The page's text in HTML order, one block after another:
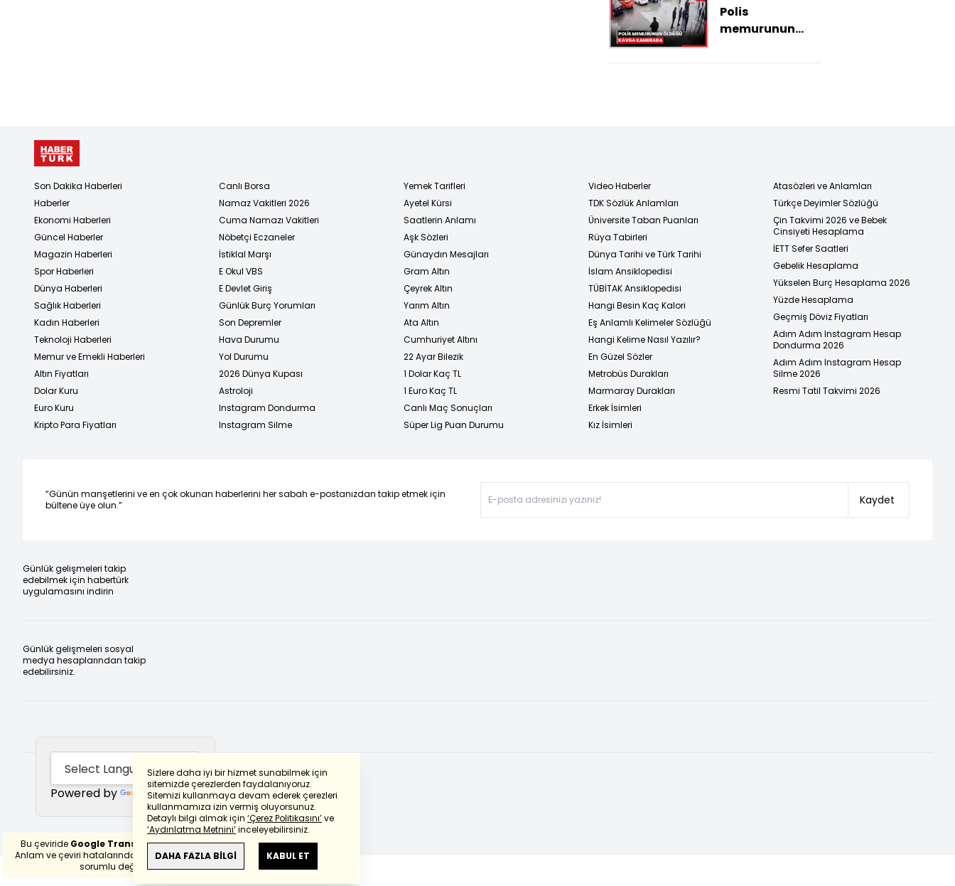
Polis
memurunun
kaybettiği
Sizlere daha iyi bir hizmet sunabilmek için
sitemizde çerezlerden faydalanıyoruz.
Sitemizi kullanmaya devam ederek çerezleri
kullanmamıza izin vermiş oluyorsunuz.
Detaylı bilgi almak için ‘Çerez Politikasını’ve
‘Aydınlatma Metnini’inceleyebilirsiniz.
DAHA FAZLA BİLGİ KABUL ET
Son Dakika Haberleri
Haberler
Ekonomi Haberleri
Güncel Haberler
Magazin Haberleri
Spor Haberleri
Dünya Haberleri
Sağlık Haberleri
Kadın Haberleri
Teknoloji Haberleri
Memur ve Emekli Haberleri
Altın Fiyatları
Dolar Kuru
Euro Kuru
Kripto Para Fiyatları
Canlı Borsa
Namaz Vakitleri 2026
Cuma Namazı Vakitleri
Nöbetçi Eczaneler
İstiklal Marşı
E Okul VBS
E Devlet Giriş
Günlük Burç Yorumları
Son Depremler
Hava Durumu
Yol Durumu
2026 Dünya Kupası
Astroloji
Instagram Dondurma
Instagram Silme
Yemek Tarifleri
Ayetel Kürsi
Saatlerin Anlamı
Aşk Sözleri
Günaydın Mesajları
Gram Altın
Çeyrek Altın
Yarım Altın
Ata Altın
Cumhuriyet Altını
22 Ayar Bilezik
1 Dolar Kaç TL
1 Euro Kaç TL
Canlı Maç Sonuçları
Süper Lig Puan Durumu
Video Haberler
TDK Sözlük Anlamları
Üniversite Taban Puanları
Rüya Tabirleri
Dünya Tarihi ve Türk Tarihi
İslam Ansiklopedisi
TÜBİTAK Ansiklopedisi
Hangi Besin Kaç Kalori
Eş Anlamlı Kelimeler Sözlüğü
Hangi Kelime Nasıl Yazılır?
En Güzel Sözler
Metrobüs Durakları
Marmaray Durakları
Erkek İsimleri
Kız İsimleri
Atasözleri ve Anlamları
Türkçe Deyimler Sözlüğü
Çin Takvimi 2026 ve Bebek
Cinsiyeti Hesaplama
İETT Sefer Saatleri
Gebelik Hesaplama
Yükselen Burç Hesaplama 2026
Yüzde Hesaplama
Geçmiş Döviz Fiyatları
Adım Adım Instagram Hesap
Dondurma 2026
Adım Adım Instagram Hesap
Silme 2026
Resmi Tatil Takvimi 2026
“Günün manşetlerini ve en çok okunan haberlerini her sabah e-postanızdan takip etmek için
bültene üye olun.”
Kaydet
Günlük gelişmeleri takip
edebilmek için habertürk
uygulamasını indirin
Günlük gelişmeleri sosyal
medya hesaplarından takip
edebilirsiniz.
Powered by Translate
Bu çeviride Google Transletekullanılmıştır.
Anlam ve çeviri hatalarından
haberturk.com
sorumlu değildir.